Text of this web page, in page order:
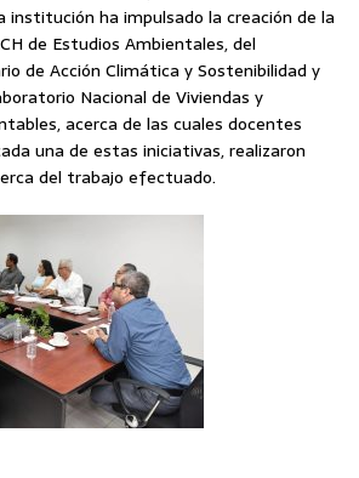
institución ha impulsado la creación de la
de Estudios Ambientales, del
de Acción Climática y Sostenibilidad y
Nacional de Viviendas y
acerca de las cuales docentes
una de estas iniciativas, realizaron
del trabajo efectuado.